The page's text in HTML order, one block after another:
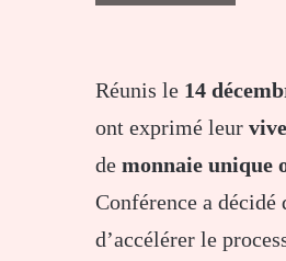
Réunis le 14
ont exprimé leur
de monnaie unique
Conférence a décidé
d’accélérer le